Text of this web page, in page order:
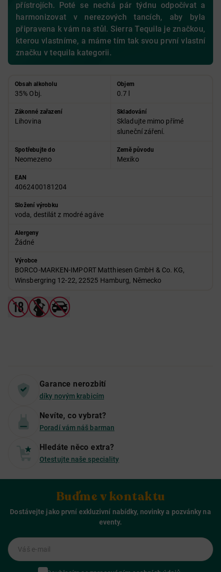
přístrojích. Poté se nechá pár týdnu odpočívat a
harmonizovat v nerezových tancích, aby byla
připravena k vám na stůl. Sierra Tequila je značkou,
kterou vlastníme, a máme tím tak svou první vlastní
značku v tequila kategorii.
Obsah alkoholu
35% Obj.
Objem
0.7 l
Zákonné zařazení
Lihovina
Skladování
Skladujte mimo přímé
sluneční záření.
Spotřebujte do
Neomezeno
Země původu
Mexiko
EAN
4062400181204
Složení výrobku
voda, destilát z modré agáve
Alergeny
Žádné
Výrobce
BORCO-MARKEN-IMPORT Matthiesen GmbH & Co. KG,
Winsbergring 12-22, 22525 Hamburg, Německo
Garance nerozbití
díky novým krabicím
Nevíte, co vybrat?
Poradí vám náš barman
Hledáte něco extra?
Otestujte naše speciality
Buďme v kontaktu
Dostávejte jako první exkluzivní nabídky, novinky a pozvánky na
eventy.
Váš e-mail